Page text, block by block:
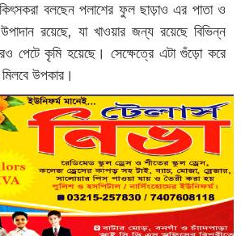
বলছেন পলাশের ফুল ছাড়াও এর পাতা ও
রয়েছে, যা খাওয়ার জন্য রয়েছে বিভিন্ন
পেটে কৃমি হয়েছে।‌ সেক্ষেত্রে এটা গুঁড়ো করে
উপকার।